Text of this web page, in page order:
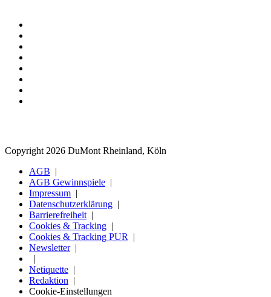
Copyright 2026 DuMont Rheinland, Köln
AGB
AGB Gewinnspiele
Impressum
Datenschutzerklärung
Barrierefreiheit
Cookies & Tracking
Cookies & Tracking PUR
Newsletter
Netiquette
Redaktion
Cookie-Einstellungen